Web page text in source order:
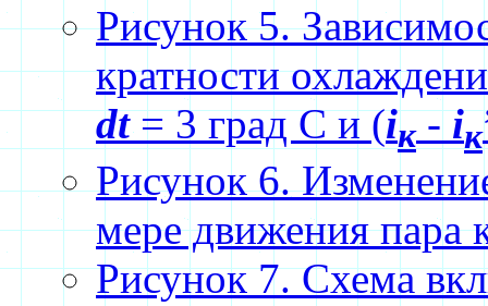
Рисунок 5.
кратности
dt= 3 град С и (iк-iк
Рисунок 6.
мере движения пара
Рисунок 7. Схема